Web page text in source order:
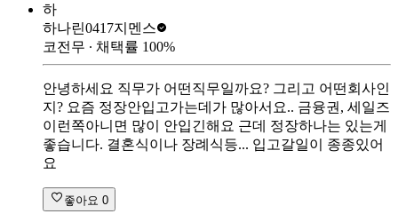
하
하나린0417지멘스
코전무 ∙ 채택률 100%
안녕하세요 직무가 어떤직무일까요? 그리고 어떤회사인
지? 요즘 정장안입고가는데가 많아서요.. 금융권, 세일즈
이런쪽아니면 많이 안입긴해요 근데 정장하나는 있는게
좋습니다. 결혼식이나 장례식등... 입고갈일이 종종있어
요
좋아요 0